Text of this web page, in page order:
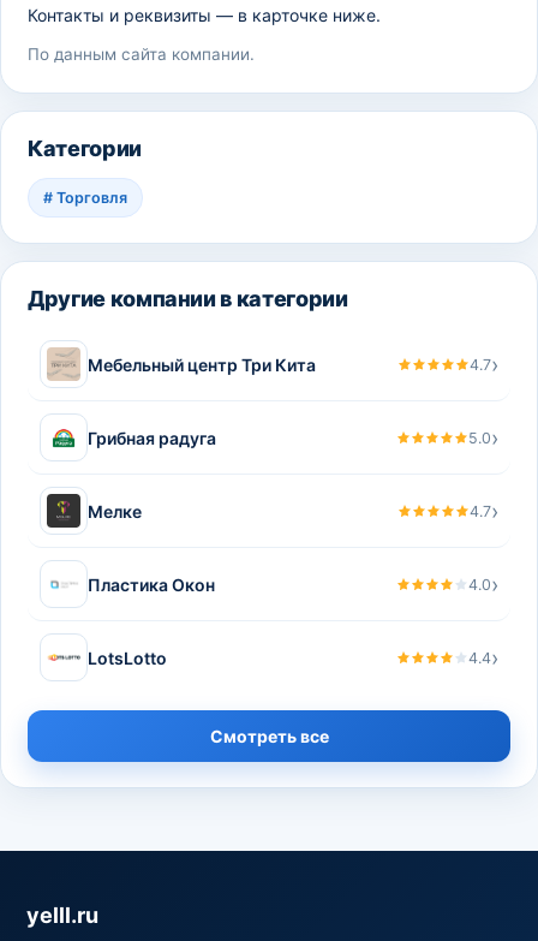
Контакты и реквизиты — в карточке ниже.
По данным сайта компании.
Категории
# Торговля
Другие компании в категории
Мебельный центр Три Кита 4.7›
Грибная радуга 5.0›
Мелке 4.7›
Пластика Окон 4.0›
LotsLotto 4.4›
Смотреть все
yelll.ru